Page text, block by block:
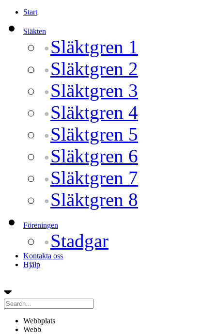
Start
Släkten
Släktgren 1
Släktgren 2
Släktgren 3
Släktgren 4
Släktgren 5
Släktgren 6
Släktgren 7
Släktgren 8
Föreningen
Stadgar
Kontakta oss
Hjälp
Webbplats
Webb